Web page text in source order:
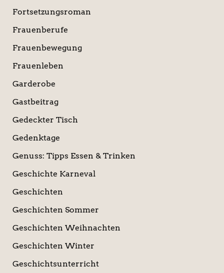
Fortsetzungsroman
Frauenberufe
Frauenbewegung
Frauenleben
Garderobe
Gastbeitrag
Gedeckter Tisch
Gedenktage
Genuss: Tipps Essen & Trinken
Geschichte Karneval
Geschichten
Geschichten Sommer
Geschichten Weihnachten
Geschichten Winter
Geschichtsunterricht